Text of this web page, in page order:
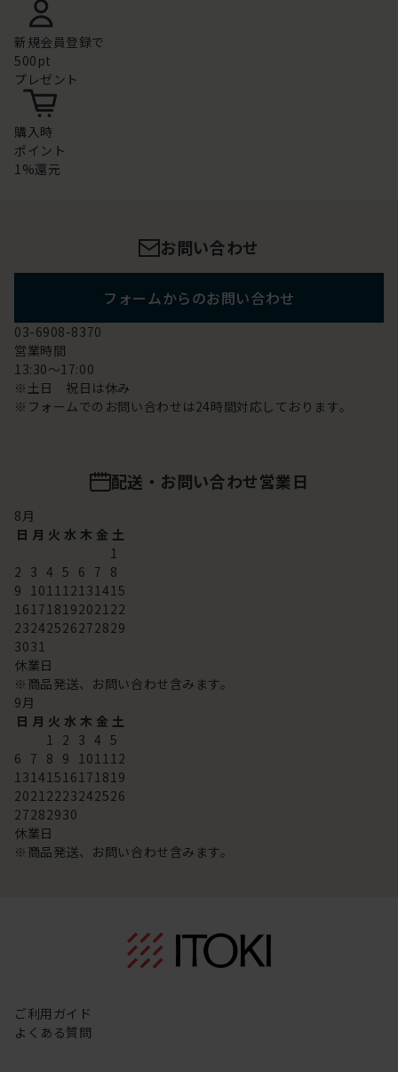
新規会員登録で
500pt
プレゼント
購入時
ポイント
1%還元
お問い合わせ
フォームからのお問い合わせ
03-6908-8370
営業時間
13:30～17:00
※土日 祝日は休み
※フォームでのお問い合わせは24時間対応しております。
配送・お問い合わせ営業日
8月
日 月 火 水 木 金 土
1
2 3 4 5 6 7 8
9 101112131415
16171819202122
23242526272829
3031
休業日
※商品発送、お問い合わせ含みます。
9月
日 月 火 水 木 金 土
1 2 3 4 5
6 7 8 9 101112
13141516171819
20212223242526
27282930
休業日
※商品発送、お問い合わせ含みます。
ご利用ガイド
よくある質問